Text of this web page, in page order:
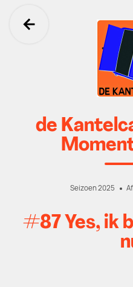
Ga terug
de
Seizoen 2025
#87 Yes, ik